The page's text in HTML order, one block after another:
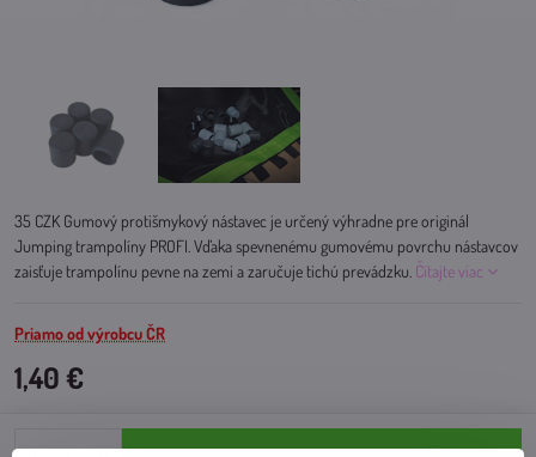
35 CZK Gumový protišmykový nástavec je určený výhradne pre originál
Jumping trampolíny PROFI. Vďaka spevnenému gumovému povrchu nástavcov
zaisťuje trampolínu pevne na zemi a zaručuje tichú prevádzku. Čítajte viac
Priamo od výrobcu ČR
1,40 €